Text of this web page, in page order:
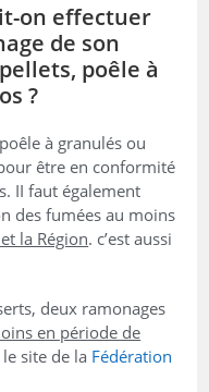
on effectuer
de son
poêle à
?
à granulés ou
être en conformité
II faut également
des fumées au moins
la Région. c’est aussi
deux ramonages
en période de
site de la Fédération